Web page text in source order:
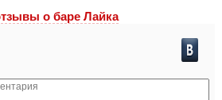
o баре Лайка